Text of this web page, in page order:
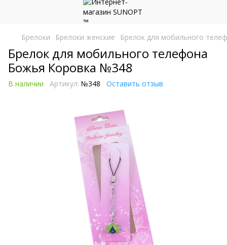
Брелоки Брелоки женские Брелок для мобильного
Брелок для мобильного телефона
Божья Коровка №348
В наличии Артикул: №348 Оставить отзыв